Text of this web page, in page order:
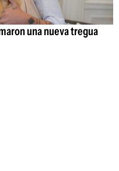
una nueva tregua